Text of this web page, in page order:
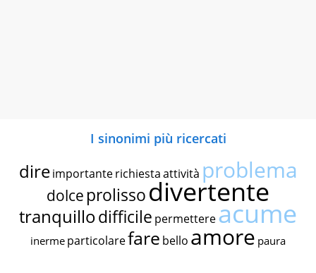
I sinonimi più ricercati
dire importante richiestaattività problema
dolce prolissodivertente
tranquillodifficile permettereacume
inerme particolarefare bello amore paura